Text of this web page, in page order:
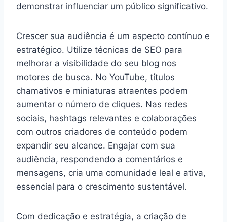
demonstrar influenciar um público significativo.
Crescer sua audiência é um aspecto contínuo e
estratégico. Utilize técnicas de SEO para
melhorar a visibilidade do seu blog nos
motores de busca. No YouTube, títulos
chamativos e miniaturas atraentes podem
aumentar o número de cliques. Nas redes
sociais, hashtags relevantes e colaborações
com outros criadores de conteúdo podem
expandir seu alcance. Engajar com sua
audiência, respondendo a comentários e
mensagens, cria uma comunidade leal e ativa,
essencial para o crescimento sustentável.
Com dedicação e estratégia, a criação de